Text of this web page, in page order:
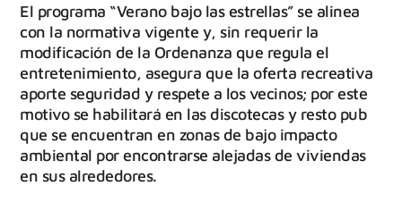
El programa “Verano bajo las estrellas” se alinea
con la normativa vigente y, sin requerir la
modificación de la Ordenanza que regula el
entretenimiento, asegura que la oferta recreativa
aporte seguridad y respete a los vecinos; por este
motivo se habilitará en las discotecas y resto pub
que se encuentran en zonas de bajo impacto
ambiental por encontrarse alejadas de viviendas
en sus alrededores.